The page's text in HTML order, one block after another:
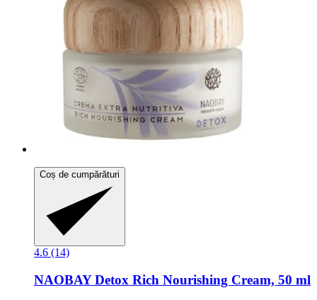
Coș de cumpărături
4.6 (14)
NAOBAYDetox Rich Nourishing Cream, 50 ml